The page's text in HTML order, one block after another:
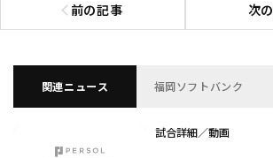
前の記事
前の記事へ 次
関連ニュース 福岡ソフトバンク
試合詳細／動画